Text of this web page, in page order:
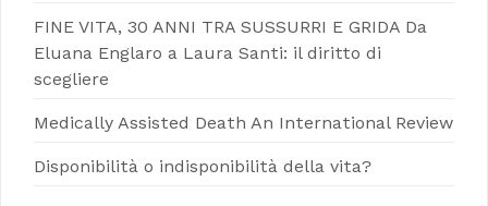
FINE VITA, 30 ANNI TRA SUSSURRI E GRIDA Da
Eluana Englaro a Laura Santi: il diritto di
scegliere
Medically Assisted Death An International Review
Disponibilità o indisponibilità della vita?